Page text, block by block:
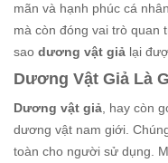
mãn và hạnh phúc cá
mà còn đóng vai trò quan
sao dương vật giả lại
Dương Vật Giả Là
Dương vật giả , hay còn
dương vật nam giới.
toàn cho người sử dụng.